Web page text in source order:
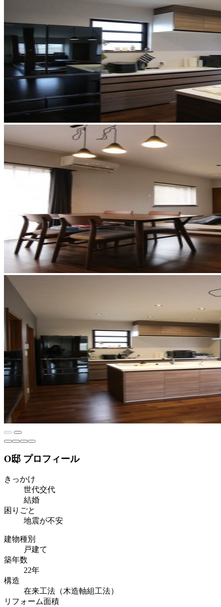
O邸 プロフィール
きっかけ
世代交代
結婚
困りごと
地震が不安
建物種別
戸建て
築年数
22年
構造
在来工法（木造軸組工法）
リフォーム面積